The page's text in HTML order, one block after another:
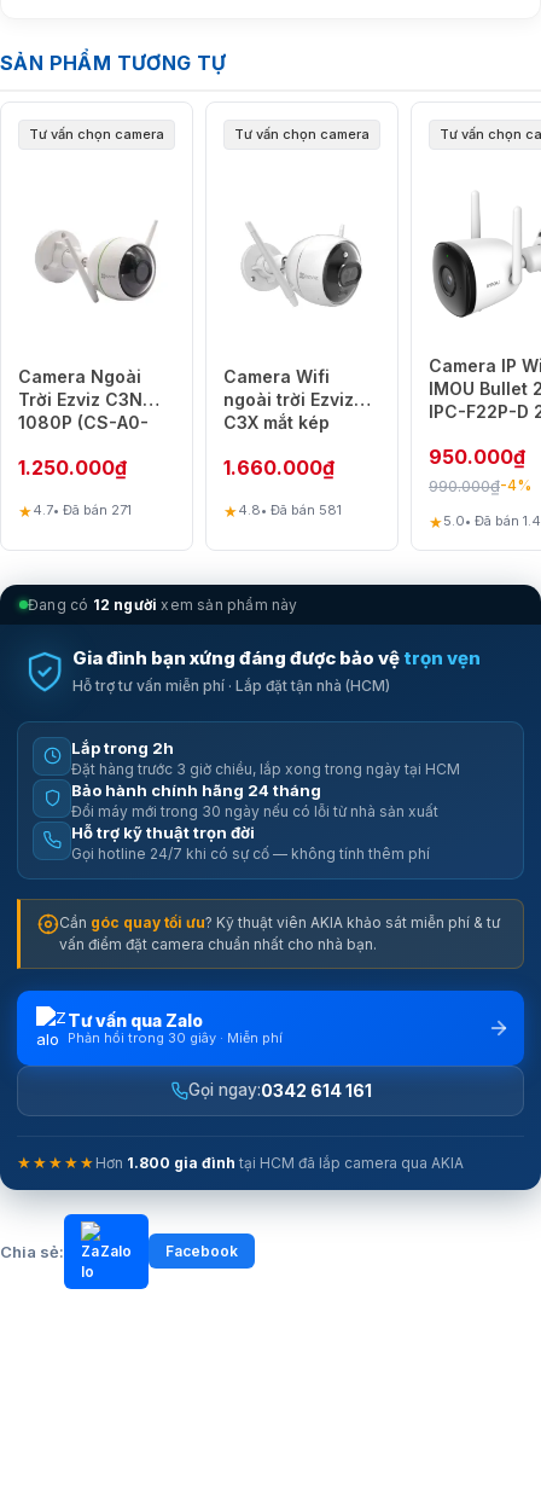
Đang có 12 người xem sản phẩm này
Gia đình bạn xứng đáng được bảo vệ trọn vẹn
Hỗ trợ tư vấn miễn phí · Lắp đặt tận nhà (HCM)
Lắp trong 2h
Đặt hàng trước 3 giờ chiều, lắp xong trong ngày tại HCM
Bảo hành chính hãng 24 tháng
Đổi máy mới trong 30 ngày nếu có lỗi từ nhà sản xuất
Hỗ trợ kỹ thuật trọn đời
Gọi hotline 24/7 khi có sự cố — không tính thêm phí
Cần góc quay tối ưu? Kỹ thuật viên AKIA khảo sát miễn phí & tư
vấn điểm đặt camera chuẩn nhất cho nhà bạn.
Tư vấn qua Zalo
Phản hồi trong 30 giây · Miễn phí
Gọi ngay:0342 614 161
★★★★★ Hơn 1.800 gia đình tại HCM đã lắp camera qua AKIA
Chia sẻ: Zalo Facebook
hơn so với camera hồng ngoại thông thường. Không gian xung quanh
là điểm nổi bật khi lựa chọn camera có đèn pha ngoài trời.
Camera năng lượng mặt trời không dây dễ lắp đặt
Camera sử dụng pinkết nối tấm pin năng lượng mặt trời giúp hoạt
động ổn định mà không cần nguồn điện cố định. Chỉ cần khoảng 45
phút ánh nắng trực tiếp mỗi ngày là camera có thể duy trì hoạt động
liên tục. Thiết kế này giúp người dùng tiết kiệm thời gian bảo trì và hạn
chế việc tháo pin gắn.
Pin đi kèm hỗ trợ điều chỉnh góc linh hoạt để hấp thụ hiệu quả sáng
hơn. Người dùng có thể lắp camera ở nhiều không gian ngoài trời như
sân sau, cổng nhà hoặc cửa đi. Thiết kế không dây cũng giúp tổng thể
gọn gàng và tăng tính thẩm mỹ.
SẢN PHẨM TƯƠNG TỰ
Tư vấn chọn camera
Camera Ngoài
Trời Ezviz C3N
1080P (CS-A0-
1.250.000₫
★4.7• Đã bán 271
Tư vấn chọn camera
Camera Wifi
ngoài trời Ezviz
C3X mắt kép
6B22WFR)
1.660.000₫
★4.8• Đã bán 581
Tư vấn chọn
Camera IP
IMOU Bullet
IPC-F22P-D
FHD, Có Mic)
950.000₫
990.000₫-4%
★5.0• Đã bán